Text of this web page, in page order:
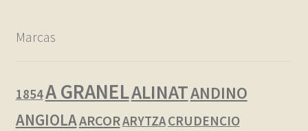
Marcas
1854A GRANELALINATANDINO
ANGIOLAARCORARYTZACRUDENCIO